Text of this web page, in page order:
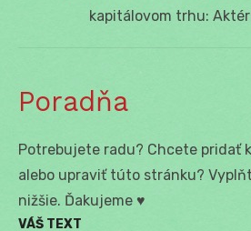
kapitálovom trhu:
Poradňa
Potrebujete radu? Chcete pridať
alebo upraviť túto stránku?
nižšie. Ďakujeme ♥
VÁŠ TEXT